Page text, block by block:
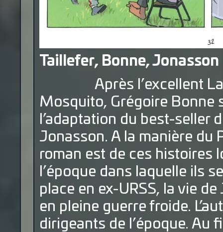
Taillefer, Bonne,
Après l’excellent La
Mosquito, Grégoire Bonne
l’adaptation du best-seller
Jonasson. A la manière du
roman est de ces histoires
l’époque dans laquelle ils
place en ex-URSS, la vie
en pleine guerre froide.
dirigeants de l’époque. Au